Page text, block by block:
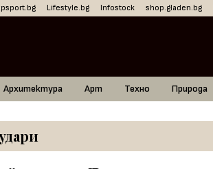
Lifestyle.bg Infostock shop.gladen.bg
Архитектура Арт Техно Природа